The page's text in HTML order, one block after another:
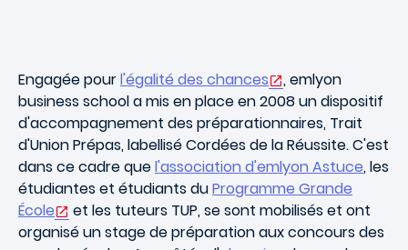
Engagée pourl'égalité des chances ,emlyon
business school a mis en place en 2008 un dispositif
d'accompagnement des préparationnaires, Trait
d'Union Prépas, labelliséCordées de la Réussite. C'est
dans ce cadre quel'association d'emlyon Astuce, les
étudiantes et étudiants duProgramme Grande
École
et les tuteurs TUP, se sont mobilisés et ont
organisé unstage de préparation aux concours des